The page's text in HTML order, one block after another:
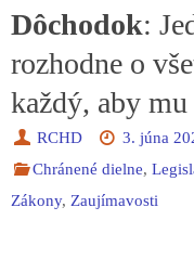
Dôchodok:
rozhodne o
každý, aby
RCHD
3. júna
Chránené dielne,
Zákony, Zaujímavosti